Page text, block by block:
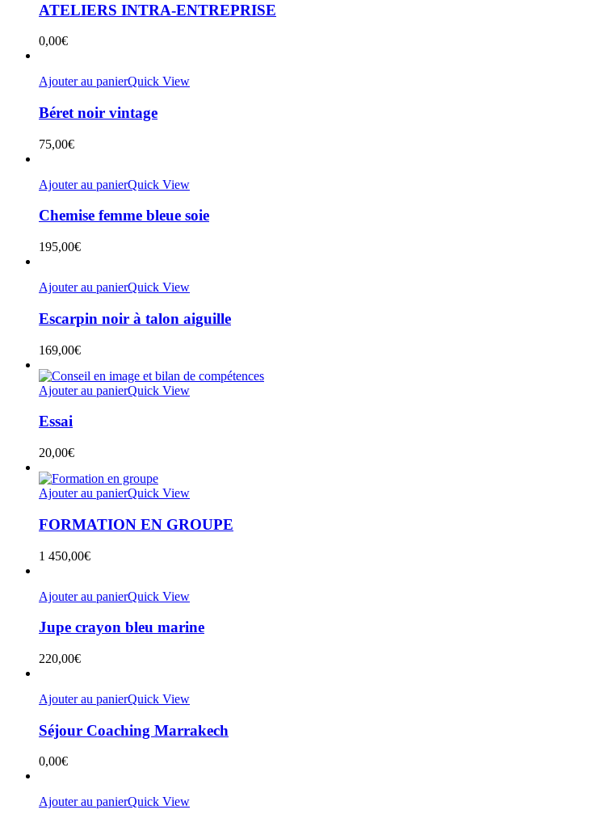
ATELIERS INTRA-ENTREPRISE
0,00€
Ajouter au panierQuick View
Béret noir vintage
75,00€
Ajouter au panierQuick View
Chemise femme bleue soie
195,00€
Ajouter au panierQuick View
Escarpin noir à talon aiguille
169,00€
Ajouter au panierQuick View
Essai
20,00€
Ajouter au panierQuick View
FORMATION EN GROUPE
1 450,00€
Ajouter au panierQuick View
Jupe crayon bleu marine
220,00€
Ajouter au panierQuick View
Séjour Coaching Marrakech
0,00€
Ajouter au panierQuick View